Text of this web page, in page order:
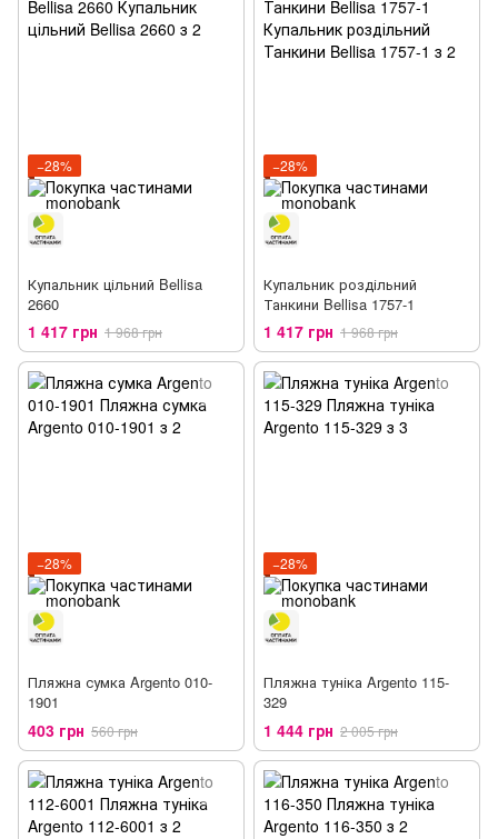
−28%
Купальник цільний Bellisa
2660
1 417 грн 1 968 грн
−28%
Купальник роздільний
Танкини Bellisa 1757-1
1 417 грн 1 968 грн
−28%
Пляжна сумка Argento 010-
1901
403 грн 560 грн
−28%
Пляжна туніка Argento 115-
329
1 444 грн 2 005 грн